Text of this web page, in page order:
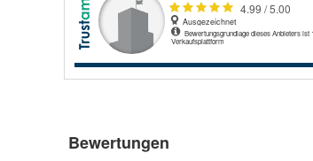
Bewertungen